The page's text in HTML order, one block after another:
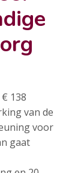
138
van de
voor
gaat